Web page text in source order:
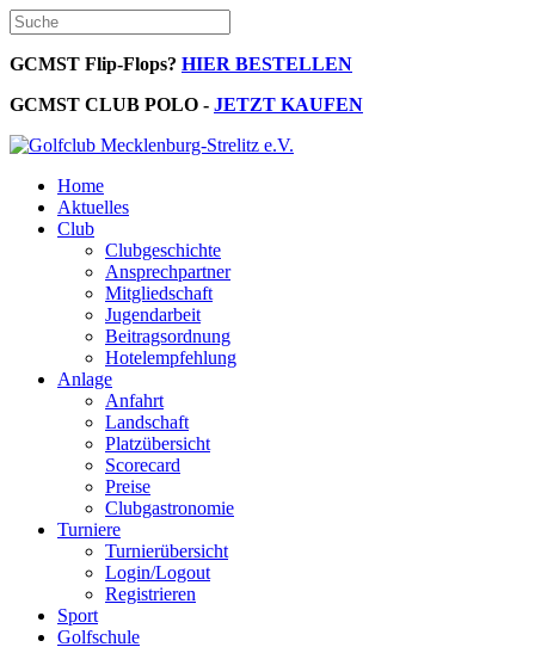
GCMST Flip-Flops? HIER BESTELLEN
GCMST CLUB POLO - JETZT KAUFEN
Home
Aktuelles
Club
Clubgeschichte
Ansprechpartner
Mitgliedschaft
Jugendarbeit
Beitragsordnung
Hotelempfehlung
Anlage
Anfahrt
Landschaft
Platzübersicht
Scorecard
Preise
Clubgastronomie
Turniere
Turnierübersicht
Login/Logout
Registrieren
Sport
Golfschule